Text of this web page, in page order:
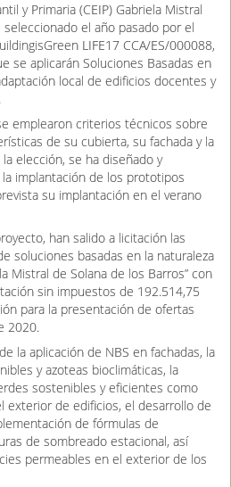
y Primaria (CEIP) Gabriela Mistral
el año pasado por el
LIFE17 CCA/ES/000088,
se aplicarán Soluciones Basadas en
local de edificios docentes y
emplearon criterios técnicos sobre
de su cubierta, su fachada y la
elección, se ha diseñado y
implantación de los prototipos
su implantación en el verano
han salido a licitación las
soluciones basadas en la naturaleza
Mistral de Solana de los Barros” con
sin impuestos de 192.514,75
para la presentación de ofertas
2020.
la aplicación de NBS en fachadas, la
y azoteas bioclimáticas, la
sostenibles y eficientes como
exterior de edificios, el desarrollo de
de fórmulas de
de sombreado estacional, así
permeables en el exterior de los